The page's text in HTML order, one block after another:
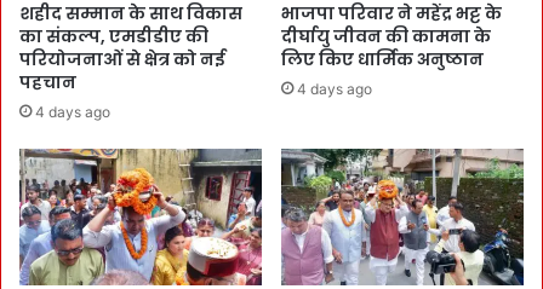
शहीद सम्मान के साथ विकास
का संकल्प, एमडीडीए की
परियोजनाओं से क्षेत्र को नई
पहचान
4 days ago
भाजपा परिवार ने महेंद्र भट्ट के
दीर्घायु जीवन की कामना के
लिए किए धार्मिक अनुष्ठान
4 days ago